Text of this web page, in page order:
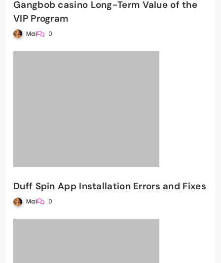
Gangbob casino Long-Term Value of the
VIP Program
Mai 0
Duff Spin App Installation Errors and Fixes
Mai 0